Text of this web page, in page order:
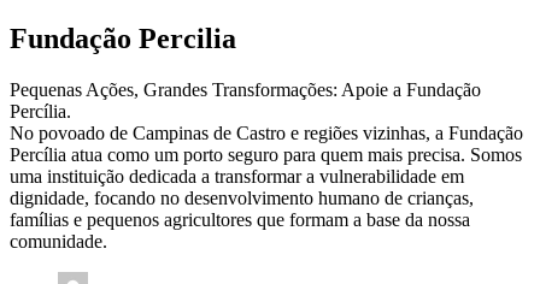
Fundação Percilia
Pequenas Ações, Grandes Transformações: Apoie a Fundação
Percília.
No povoado de Campinas de Castro e regiões vizinhas, a Fundação
Percília atua como um porto seguro para quem mais precisa. Somos
uma instituição dedicada a transformar a vulnerabilidade em
dignidade, focando no desenvolvimento humano de crianças,
famílias e pequenos agricultores que formam a base da nossa
comunidade.